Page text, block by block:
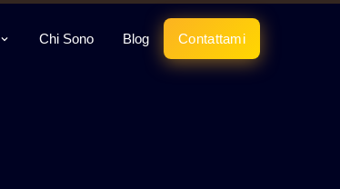
Chi Sono Blog Contattami